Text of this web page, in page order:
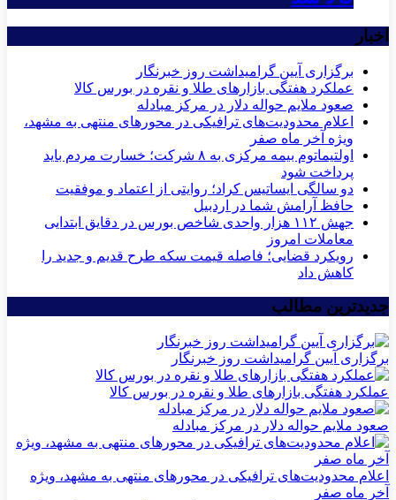
اخبار
برگزاری آیین گرامیداشت روز خبرنگار
عملکرد هفتگی بازارهای طلا و نقره در بورس کالا
صعود ملایم حواله دلار در مرکز مبادله
اعلام محدودیت‌های ترافیکی در محورهای منتهی به مشهد،
ویژه آخر ماه صفر
اولتیماتوم بیمه مرکزی به ۸ شرکت؛ خسارت مردم باید
پرداخت شود
دو سالگی ایساتیس کراد؛ روایتی از اعتماد و موفقیت
حافظ آرامش شما در اردبیل
جهش ۱۱۲ هزار واحدی شاخص بورس در دقایق ابتدایی
معاملات امروز
رویکرد قضایی؛ فاصله قیمت سکه طرح قدیم و جدید را
کاهش داد
جدیدترین مطالب
برگزاری آیین گرامیداشت روز خبرنگار
عملکرد هفتگی بازارهای طلا و نقره در بورس کالا
صعود ملایم حواله دلار در مرکز مبادله
اعلام محدودیت‌های ترافیکی در محورهای منتهی به مشهد، ویژه
آخر ماه صفر